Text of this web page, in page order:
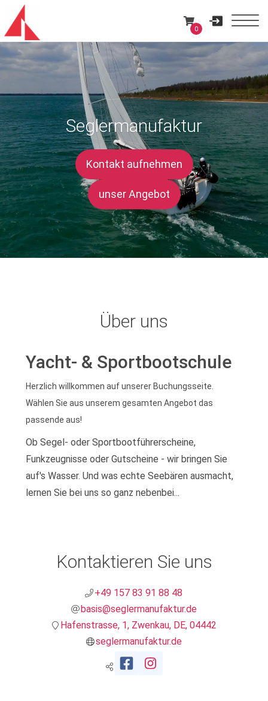
0
Seglermanufaktur
Kontakt aufnehmen
unser Angebot
Über uns
Yacht- & Sportbootschule
Herzlich willkommen auf unserer Buchungsseite.
Wählen Sie aus unserem gesamten Angebot das
passende aus!
Ob Segel- oder Sportbootführerscheine,
Funkzeugnisse oder Gutscheine - wir bringen Sie
auf's Wasser. Und was echte Seebären ausmacht,
lernen Sie bei uns so ganz nebenbei...
Kontaktieren Sie uns
+49 157 83 91 88 48
basis@seglermanufaktur.de
Hafenstrasse, 1, Zwenkau, DE, 04442
seglermanufaktur.de